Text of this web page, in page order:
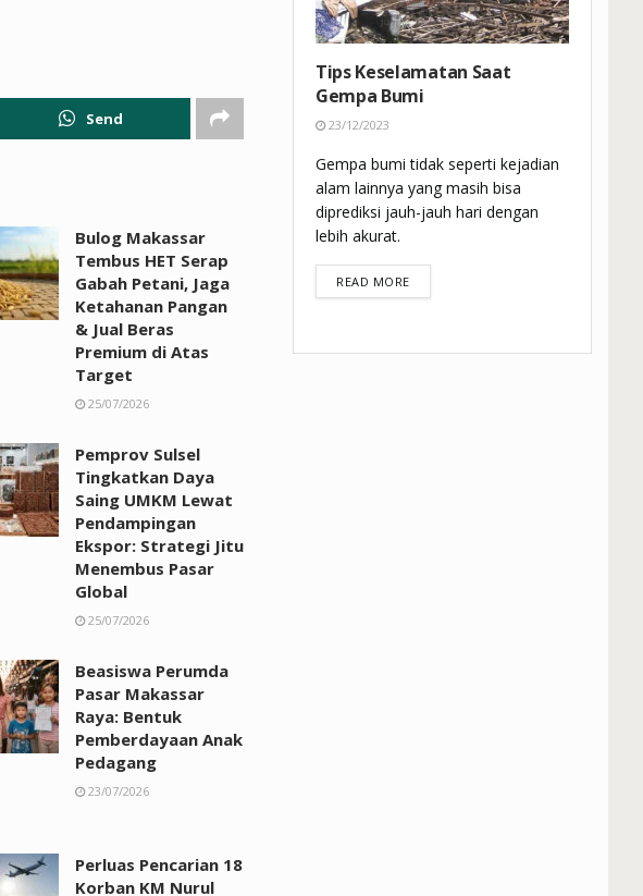
Send
Bulog Makassar
Tembus HET Serap
Gabah Petani, Jaga
Ketahanan Pangan
& Jual Beras
Premium di Atas
Target
25/07/2026
Pemprov Sulsel
Tingkatkan Daya
Saing UMKM Lewat
Pendampingan
Ekspor: Strategi Jitu
Menembus Pasar
Global
25/07/2026
Beasiswa Perumda
Pasar Makassar
Raya: Bentuk
Pemberdayaan Anak
Pedagang
23/07/2026
Perluas Pencarian 18
Korban KM Nurul
Tips Keselamatan Saat
Gempa Bumi
23/12/2023
Gempa bumi tidak seperti kejadian
alam lainnya yang masih bisa
diprediksi jauh-jauh hari dengan
lebih akurat.
READ MOREDETAILS